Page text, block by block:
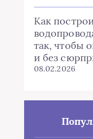
Как
так, чтобы
и без
08.02.2026